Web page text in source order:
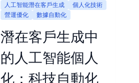
人工智能潛在客戶生成
個人化技術
營運優化
數據自動化
潛在客戶生成中
的人工智能個人
化：科技自動化